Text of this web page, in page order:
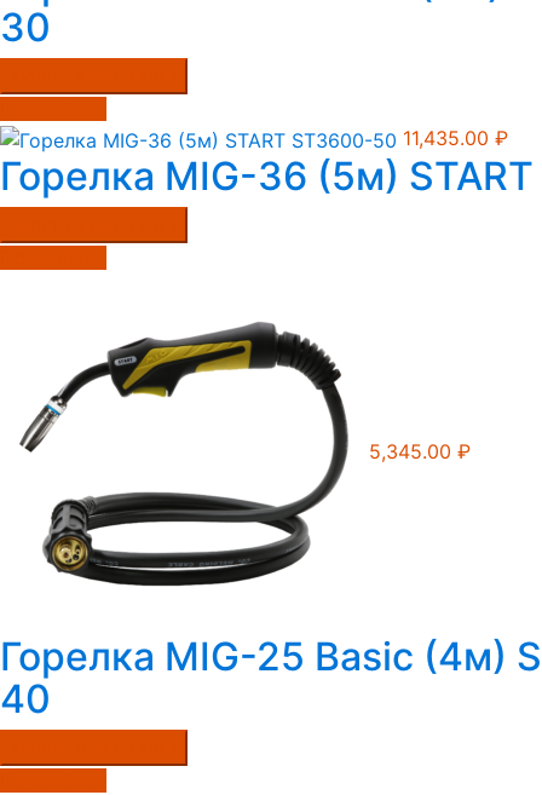
30
11,435.00 ₽
Горелка MIG-36 (5м)
5,345.00 ₽
Горелка MIG-25 Basic (4м)
40